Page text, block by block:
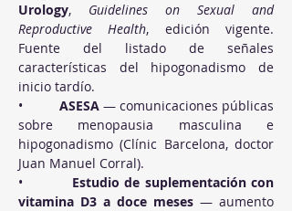
Urology, Guidelines on Sexual and
Reproductive Health, edición vigente.
Fuente del listado de señales
características del hipogonadismo de
inicio tardío.
• ASESA — comunicaciones públicas
sobre menopausia masculina e
hipogonadismo (Clínic Barcelona, doctor
Juan Manuel Corral).
• Estudio de suplementación con
vitamina D3 a doce meses — aumento